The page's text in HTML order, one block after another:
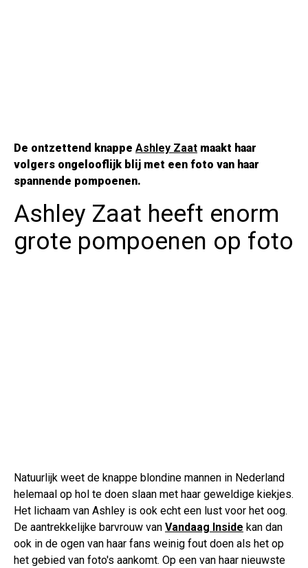
De ontzettend knappe Ashley Zaat maakt haar
volgers ongelooflijk blij met een foto van haar
spannende pompoenen.
Ashley Zaat heeft enorm
grote pompoenen op foto
Natuurlijk weet de knappe blondine mannen in Nederland
helemaal op hol te doen slaan met haar geweldige kiekjes.
Het lichaam van Ashley is ook echt een lust voor het oog.
De aantrekkelijke barvrouw van Vandaag Inside kan dan
ook in de ogen van haar fans weinig fout doen als het op
het gebied van foto's aankomt. Op een van haar nieuwste